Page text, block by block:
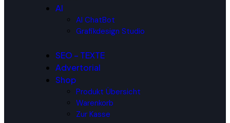
AI
AI ChatBot
Grafikdesign Studio
SEO – TEXTE
Advertorial
Shop
Produkt Übersicht
Warenkorb
Zur Kasse